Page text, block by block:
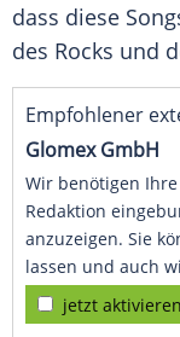
dass diese
des Rocks und
Empfohlener
Glomex GmbH
Wir benötigen
Redaktion
anzuzeigen. Sie
lassen und auch
jetzt aktivieren